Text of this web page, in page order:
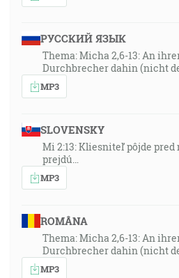
РУССКИЙ ЯЗЫК
Thema: Micha 2,6-13: An
Durchbrecher dahin (nicht
MP3
SLOVENSKY
Mi 2:13: Kliesniteľ pôjde
prejdú…
MP3
ROMÂNA
Thema: Micha 2,6-13: An
Durchbrecher dahin (nicht
MP3